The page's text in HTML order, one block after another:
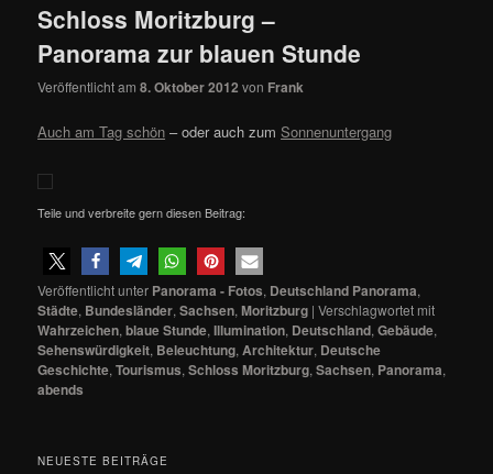
Schloss Moritzburg –
Panorama zur blauen Stunde
Veröffentlicht am8. Oktober 2012 von Frank
Auch am Tag schön – oder auch zumSonnenuntergang
Teile und verbreite gern diesen Beitrag:
Veröffentlicht unter Panorama - Fotos, Deutschland Panorama,
Städte, Bundesländer,Sachsen,Moritzburg |Verschlagwortet mit
Wahrzeichen,blaue Stunde,Illumination, Deutschland,Gebäude,
Sehenswürdigkeit, Beleuchtung, Architektur, Deutsche
Geschichte,Tourismus,Schloss Moritzburg,Sachsen, Panorama,
abends
NEUESTE BEITRÄGE